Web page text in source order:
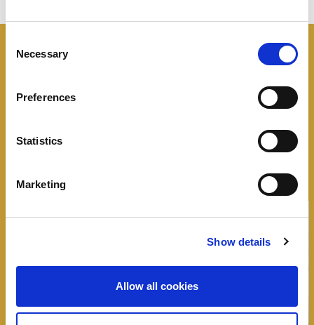
Selection
Necessary
Preferences
Statistics
Marketing
Show details
Allow all cookies
Negroni
Tutte le idee, trucchi e segreti per rendere